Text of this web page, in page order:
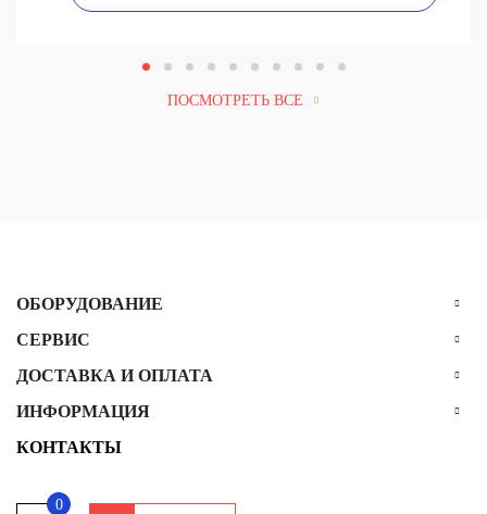
ПОСМОТРЕТЬ ВСЕ
ОБОРУДОВАНИЕ
СЕРВИС
ДОСТАВКА И ОПЛАТА
ИНФОРМАЦИЯ
КОНТАКТЫ
0